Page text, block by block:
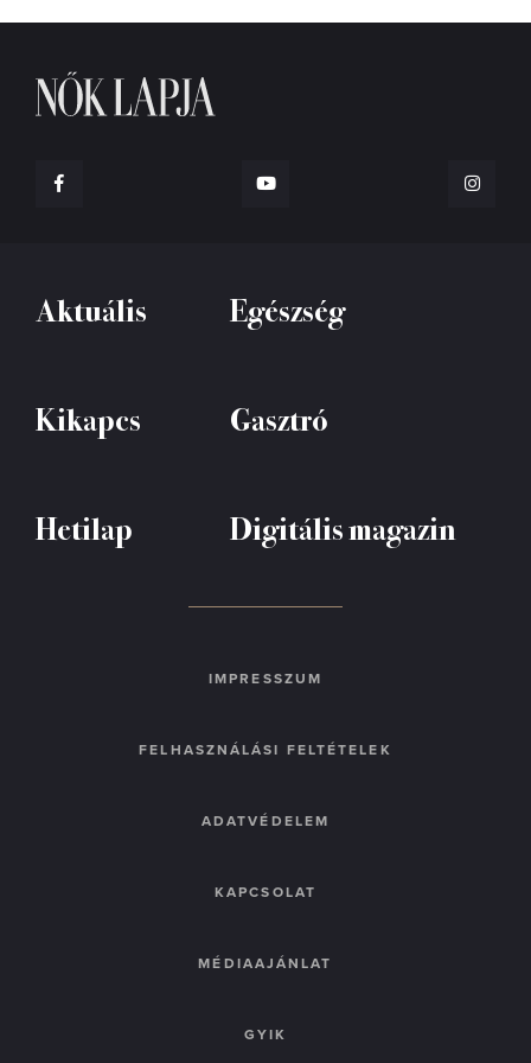
Aktuális Egészség
Kikapcs Gasztró
Hetilap Digitális magazin
IMPRESSZUM
FELHASZNÁLÁSI FELTÉTELEK
ADATVÉDELEM
KAPCSOLAT
MÉDIAAJÁNLAT
GYIK